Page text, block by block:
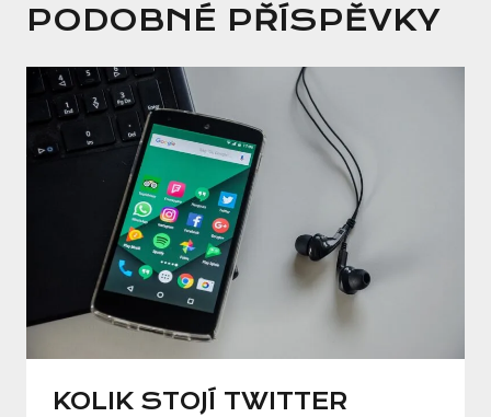
PODOBNÉ PŘÍSPĚVKY
KOLIK STOJÍ TWITTER